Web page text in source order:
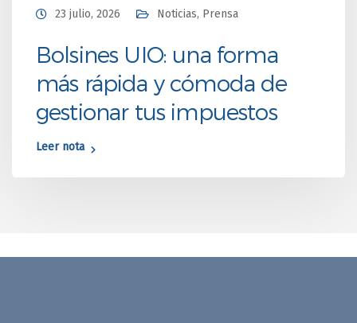
23 julio, 2026 Noticias, Prensa
Bolsines UIO: una forma
más rápida y cómoda de
gestionar tus impuestos
Leer nota